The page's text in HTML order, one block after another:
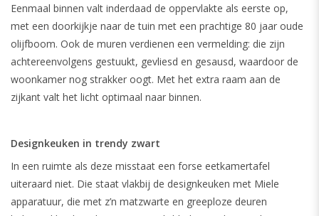
Eenmaal binnen valt inderdaad de oppervlakte als eerste op,
met een doorkijkje naar de tuin met een prachtige 80 jaar oude
olijfboom. Ook de muren verdienen een vermelding: die zijn
achtereenvolgens gestuukt, gevliesd en gesausd, waardoor de
woonkamer nog strakker oogt. Met het extra raam aan de
zijkant valt het licht optimaal naar binnen.
Designkeuken in trendy zwart
In een ruimte als deze misstaat een forse eetkamertafel
uiteraard niet. Die staat vlakbij de designkeuken met Miele
apparatuur, die met z’n matzwarte en greeploze deuren